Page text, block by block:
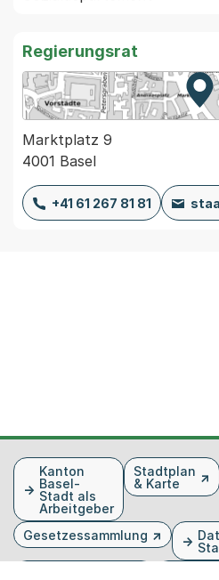
Regierungsrat
Marktplatz 9
4001 Basel
+41 61 267 81 81
FusszeileKanton
Basel-
Stadt als
Arbeitgeber
Stadtplan
& Karte
Gesetzessammlung